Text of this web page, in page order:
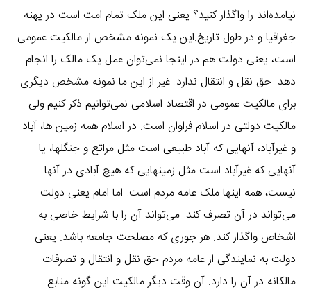
نیامده‌اند را واگذار کنید؟ یعنی این ملک تمام امت است در پهنه
جغرافیا و در طول تاریخ.این یک نمونه مشخص از مالکیت عمومی
است، یعنی دولت هم در اینجا نمی‌توان عمل یک مالک را انجام
دهد. حق نقل و انتقال ندارد. غیر از این ما نمونه مشخص دیگری
برای مالکیت عمومی در اقتصاد اسلامی نمی‌توانیم ذکر کنیم.ولی
مالکیت دولتی در اسلام فراوان است. در اسلام همه زمین ها، آباد
و غیرآباد، آنهایی که آباد طبیعی است مثل مراتع و جنگلها، یا
آنهایی که غیرآباد است مثل زمینهایی که هیچ آبادی در آنها
نیست، همه اینها ملک عامه مردم است. اما امام یعنی دولت
می‌تواند در آن تصرف کند. می‌تواند آن را با شرایط خاصی به
اشخاص واگذار کند. هر جوری که مصلحت جامعه باشد. یعنی
دولت به نمایندگی از عامه مردم حق نقل و انتقال و تصرفات
مالکانه در آن را دارد. آن وقت دیگر مالکیت این گونه منابع